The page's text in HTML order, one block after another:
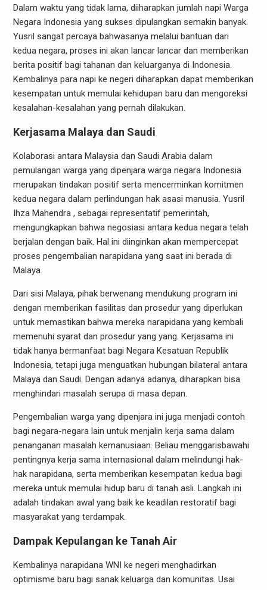
Dalam waktu yang tidak lama, diiharapkan jumlah napi Warga
Negara Indonesia yang sukses dipulangkan semakin banyak.
Yusril sangat percaya bahwasanya melalui bantuan dari
kedua negara, proses ini akan lancar lancar dan memberikan
berita positif bagi tahanan dan keluarganya di Indonesia.
Kembalinya para napi ke negeri diharapkan dapat memberikan
kesempatan untuk memulai kehidupan baru dan mengoreksi
kesalahan-kesalahan yang pernah dilakukan.
Kerjasama Malaya dan Saudi
Kolaborasi antara Malaysia dan Saudi Arabia dalam
pemulangan warga yang dipenjara warga negara Indonesia
merupakan tindakan positif serta mencerminkan komitmen
kedua negara dalam perlindungan hak asasi manusia. Yusril
Ihza Mahendra , sebagai representatif pemerintah,
mengungkapkan bahwa negosiasi antara kedua negara telah
berjalan dengan baik. Hal ini diinginkan akan mempercepat
proses pengembalian narapidana yang saat ini berada di
Malaya.
Dari sisi Malaya, pihak berwenang mendukung program ini
dengan memberikan fasilitas dan prosedur yang diperlukan
untuk memastikan bahwa mereka narapidana yang kembali
memenuhi syarat dan prosedur yang yang. Kerjasama ini
tidak hanya bermanfaat bagi Negara Kesatuan Republik
Indonesia, tetapi juga menguatkan hubungan bilateral antara
Malaya dan Saudi. Dengan adanya adanya, diharapkan bisa
menghindari masalah serupa di masa depan.
Pengembalian warga yang dipenjara ini juga menjadi contoh
bagi negara-negara lain untuk menjalin kerja sama dalam
penanganan masalah kemanusiaan. Beliau menggarisbawahi
pentingnya kerja sama internasional dalam melindungi hak-
hak narapidana, serta memberikan kesempatan kedua bagi
mereka untuk memulai hidup baru di tanah asli. Langkah ini
adalah tindakan awal yang baik ke keadilan restoratif bagi
masyarakat yang terdampak.
Dampak Kepulangan ke Tanah Air
Kembalinya narapidana WNI ke negeri menghadirkan
optimisme baru bagi sanak keluarga dan komunitas. Usai